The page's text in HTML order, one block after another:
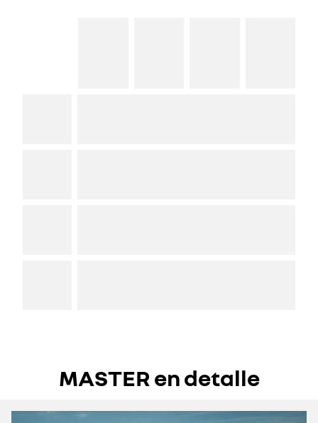
MASTER en detalle